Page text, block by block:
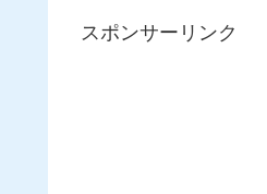
スポンサーリンク